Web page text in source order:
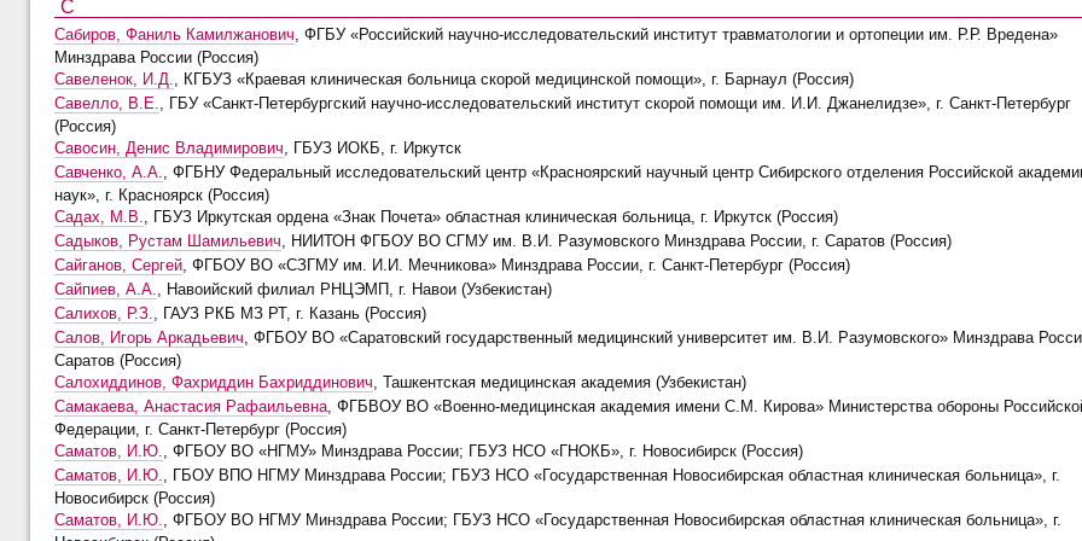
С
Сабиров, Фаниль Камилжанович, ФГБУ «Российский научно-исследовательский институт травматологии и ортопеции им. Р.Р. Вредена»
Минздрава России (Россия)
Савеленок, И.Д., КГБУЗ «Краевая клиническая больница скорой медицинской помощи», г. Барнаул (Россия)
Савелло, В.Е., ГБУ «Санкт-Петербургский научно-исследовательский институт скорой помощи им. И.И. Джанелидзе», г. Санкт-Петербург
(Россия)
Савосин, Денис Владимирович, ГБУЗ ИОКБ, г. Иркутск
Савченко, А.А., ФГБНУ Федеральный исследовательский центр «Красноярский научный центр Сибирского отделения Российской
наук», г. Красноярск (Россия)
Садах, М.В., ГБУЗ Иркутская ордена «Знак Почета» областная клиническая больница, г. Иркутск (Россия)
Садыков, Рустам Шамильевич, НИИТОН ФГБОУ ВО СГМУ им. В.И. Разумовского Минздрава России, г. Саратов (Россия)
Сайганов, Сергей, ФГБОУ ВО «СЗГМУ им. И.И. Мечникова» Минздрава России, г. Санкт-Петербург (Россия)
Сайпиев, А.А., Навоийский филиал РНЦЭМП, г. Навои (Узбекистан)
Салихов, Р.З., ГАУЗ РКБ МЗ РТ, г. Казань (Россия)
Салов, Игорь Аркадьевич, ФГБОУ ВО «Саратовский государственный медицинский университет им. В.И. Разумовского» Минздрава
Саратов (Россия)
Салохиддинов, Фахриддин Бахриддинович, Ташкентская медицинская академия (Узбекистан)
Самакаева, Анастасия Рафаильевна, ФГБВОУ ВО «Военно-медицинская академия имени С.М. Кирова» Министерства обороны
Федерации, г. Санкт-Петербург (Россия)
Саматов, И.Ю., ФГБОУ ВО «НГМУ» Минздрава России; ГБУЗ НСО «ГНОКБ», г. Новосибирск (Россия)
Саматов, И.Ю., ГБОУ ВПО НГМУ Минздрава России; ГБУЗ НСО «Государственная Новосибирская областная клиническая больница», г.
Новосибирск (Россия)
Саматов, И.Ю., ФГБОУ ВО НГМУ Минздрава России; ГБУЗ НСО «Государственная Новосибирская областная клиническая больница», г.